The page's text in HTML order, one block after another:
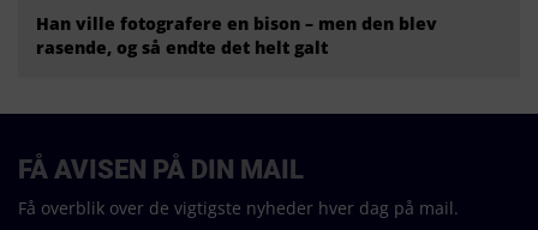
Han ville fotografere en bison – men den blev
rasende, og så endte det helt galt
FÅ AVISEN PÅ DIN MAIL
Få overblik over de vigtigste nyheder hver dag på mail.